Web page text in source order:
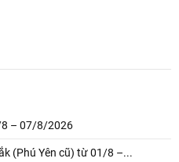
8 – 07/8/2026
(Phú Yên cũ) từ 01/8 –...